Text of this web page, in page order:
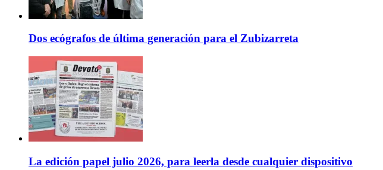
Dos ecógrafos de última generación para el Zubizarreta
La edición papel julio 2026, para leerla desde cualquier dispositivo